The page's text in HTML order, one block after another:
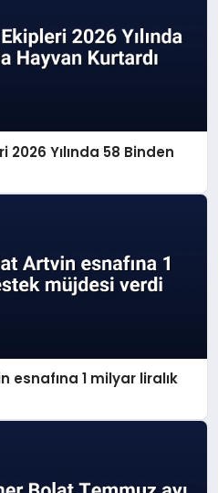
2026 Yılında 58 Binden
esnafına 1 milyar liralık